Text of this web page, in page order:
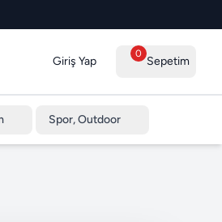
Giriş Yap
0
Sepetim
Spor, Outdoor